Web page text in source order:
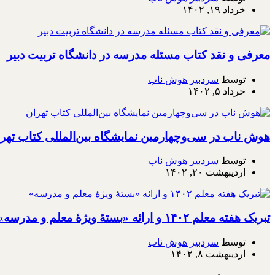
خرداد ۱۹, ۱۴۰۲
معرفی و نقد کتاب مسئله مدرسه در دانشگاه تربیت دبیر
توسط سردبیر هوش ناب
خرداد ۵, ۱۴۰۲
هوش ناب در سی‌وچهارمین نمایشگاه بین‌المللی کتاب
توسط سردبیر هوش ناب
اردیبهشت ۲۰, ۱۴۰۲
تبریک هفته معلم ۱۴۰۲ و ارائه «بستۀ ویژۀ معلم و مدرسه»
توسط سردبیر هوش ناب
اردیبهشت ۸, ۱۴۰۲